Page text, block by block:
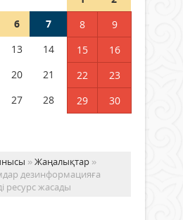
ыстыққа
6 7 8
9
13 14 15
16
20 21 22
23
27 28 29
30
»Жаңалықтар »
дезинформацияға
ресурс жасады